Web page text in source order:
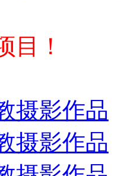
目！
摄影作品
摄影作品